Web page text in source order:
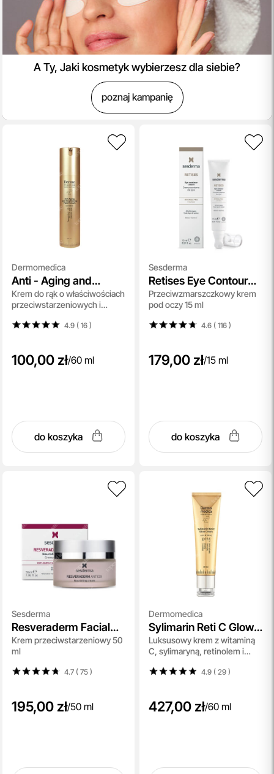
A Ty, Jaki kosmetyk wybierzesz dla siebie?
poznaj kampanię
Dermomedica
Anti - Aging and
Brightening Hand
Cream
Krem do rąk o właściwościach
przeciwstarzeniowych i
4.9 ( 16)
100,00 zł/60 ml
do koszyka
Sesderma
Retises Eye Contour
Cream
Przeciwzmarszczkowy krem
pod oczy 15 ml
4.6 ( 116)
179,00 zł/15 ml
do koszyka
Sesderma
Resveraderm Facial
Cream
Krem przeciwstarzeniowy 50
ml
4.7 ( 75)
195,00 zł/50 ml
Dermomedica
Sylimarin Reti C Glow
Cream
Luksusowy krem z witaminą
C, sylimaryną, retinolem i
antyoksydacyjnym 60 ml
4.9 ( 29)
427,00 zł/60 ml